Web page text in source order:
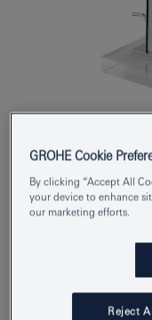
Colour
Download
GROHE Cookie
By clicking “Accept All
your device to enhance
our marketing efforts.
Reject